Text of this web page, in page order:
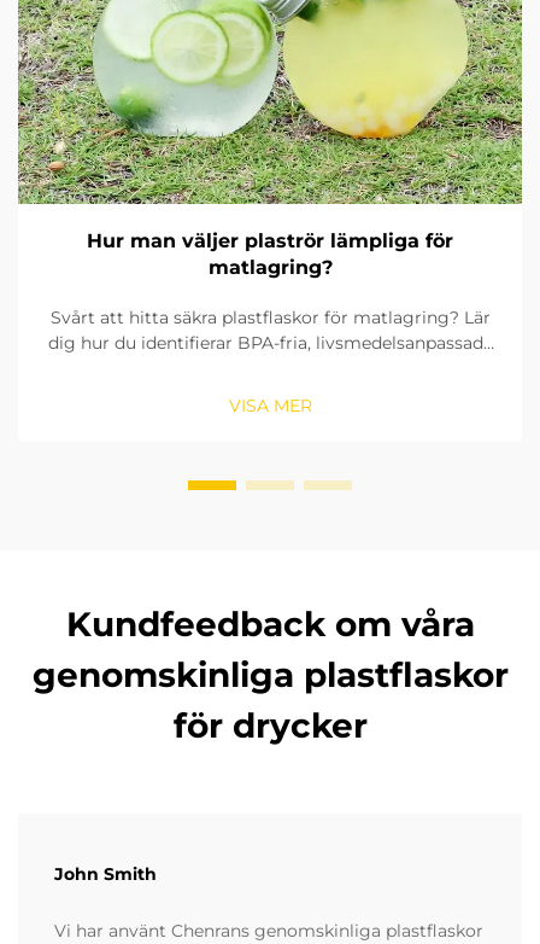
Hur man väljer plaströr lämpliga för
matlagring?
Svårt att hitta säkra plastflaskor för matlagring? Lär
dig hur du identifierar BPA-fria, livsmedelsanpassade
EU:s standarder. Läs nu.
VISA MER
Kundfeedback om våra
genomskinliga plastflaskor
för drycker
John Smith
Vi har använt Chenrans genomskinliga plastflaskor